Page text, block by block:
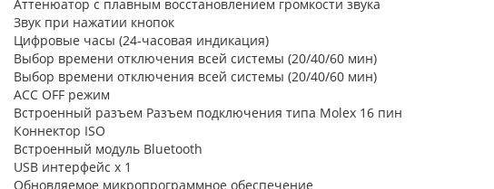
Аттенюатор с плавным восстановлением громкости звука
Звук при нажатии кнопок
Цифровые часы (24-часовая индикация)
Выбор времени отключения всей системы (20/40/60 мин)
Выбор времени отключения всей системы (20/40/60 мин)
ACC OFF режим
Встроенный разъем Разъем подключения типа Molex 16 пин
Коннектор ISO
Встроенный модуль Bluetooth
USB интерфейс x 1
Обновляемое микропрограммное обеспечение